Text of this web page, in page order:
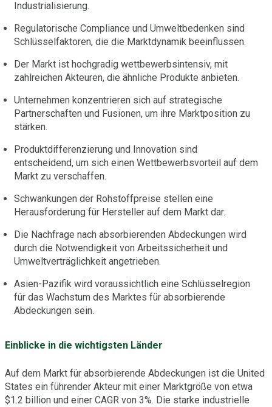
Industrialisierung.
Regulatorische Compliance und Umweltbedenken sind
Schlüsselfaktoren, die die Marktdynamik beeinflussen.
Der Markt ist hochgradig wettbewerbsintensiv, mit
zahlreichen Akteuren, die ähnliche Produkte anbieten.
Unternehmen konzentrieren sich auf strategische
Partnerschaften und Fusionen, um ihre Marktposition zu
stärken.
Produktdifferenzierung und Innovation sind
entscheidend, um sich einen Wettbewerbsvorteil auf dem
Markt zu verschaffen.
Schwankungen der Rohstoffpreise stellen eine
Herausforderung für Hersteller auf dem Markt dar.
Die Nachfrage nach absorbierenden Abdeckungen wird
durch die Notwendigkeit von Arbeitssicherheit und
Umweltverträglichkeit angetrieben.
Asien-Pazifik wird voraussichtlich eine Schlüsselregion
für das Wachstum des Marktes für absorbierende
Abdeckungen sein.
Einblicke in die wichtigsten Länder
Auf dem Markt für absorbierende Abdeckungen ist die United
States ein führender Akteur mit einer Marktgröße von etwa
$1.2 billion und einer CAGR von 3%. Die starke industrielle